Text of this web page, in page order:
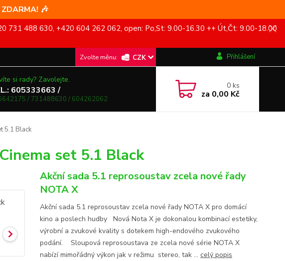
🎶
731 488 630, +420 604 262 062, open: Po,St: 9.00-16.30 ++ Út,Čt: 9.00-18.00
CZK Přihlášení
si rady? Zavolejte.
605333663 /
/ 731488630 / 604262062
0ks
za 0,00 Kč
5.1 Black
set 5.1 Black
Akční sada 5.1 reprosoustav zcela nové řady
NOTA X
Akční sada 5.1 reprosoustav zcela nové řady NOTA X pro domácí
kino a poslech hudby Nová Nota X je dokonalou kombinací estetiky,
výrobní a zvukové kvality s dotekem high-endového zvukového
podání. Sloupová reprosoustava ze zcela nové série NOTA X
nabízí mimořádný výkon jak v režimu stereo, tak ... celý popis